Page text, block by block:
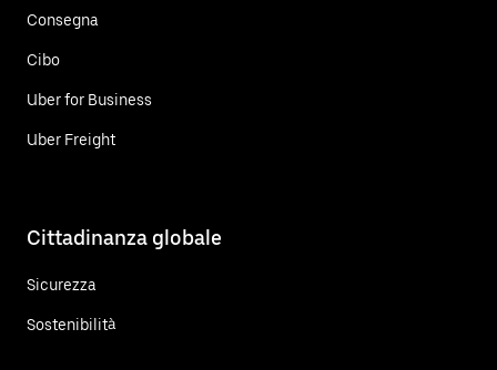
Consegna
Cibo
Uber for Business
Uber Freight
Cittadinanza globale
Sicurezza
Sostenibilità